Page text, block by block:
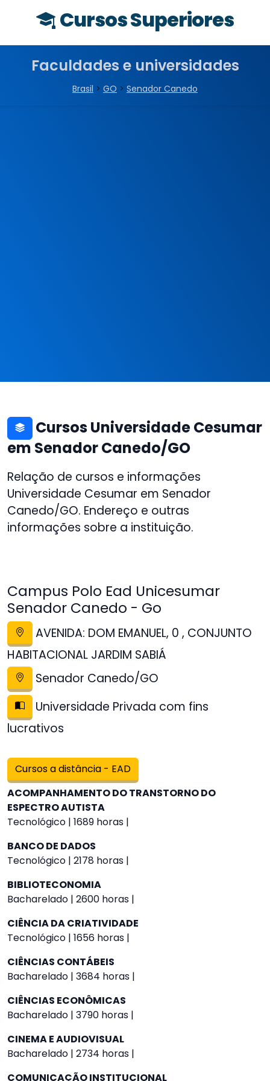
Cursos Superiores
Faculdades e universidades
Brasil > GO > Senador Canedo
Cursos Universidade Cesumar
em Senador Canedo/GO
Relação de cursos e informações
Universidade Cesumar em Senador
Canedo/GO. Endereço e outras
informações sobre a instituição.
Campus Polo Ead Unicesumar
Senador Canedo - Go
AVENIDA: DOM EMANUEL, 0 , CONJUNTO
HABITACIONAL JARDIM SABIÁ
Senador Canedo/GO
Universidade Privada com fins
lucrativos
Cursos a distância - EAD
ACOMPANHAMENTO DO TRANSTORNO DO
ESPECTRO AUTISTA
Tecnológico | 1689 horas |
BANCO DE DADOS
Tecnológico | 2178 horas |
BIBLIOTECONOMIA
Bacharelado | 2600 horas |
CIÊNCIA DA CRIATIVIDADE
Tecnológico | 1656 horas |
CIÊNCIAS CONTÁBEIS
Bacharelado | 3684 horas |
CIÊNCIAS ECONÔMICAS
Bacharelado | 3790 horas |
CINEMA E AUDIOVISUAL
Bacharelado | 2734 horas |
COMUNICAÇÃO INSTITUCIONAL